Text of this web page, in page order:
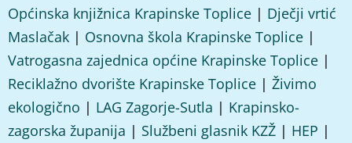
Općinska knjižnica Krapinske Toplice | Dječji vrtić
Maslačak | Osnovna škola Krapinske Toplice |
Vatrogasna zajednica općine Krapinske Toplice |
Reciklažno dvorište Krapinske Toplice | Živimo
ekologično | LAG Zagorje-Sutla | Krapinsko-
zagorska županija | Službeni glasnik KZŽ | HEP |